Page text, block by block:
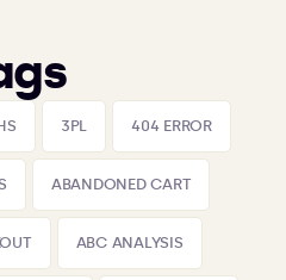
3PL 404 ERROR
ABANDONED CART
ABC ANALYSIS